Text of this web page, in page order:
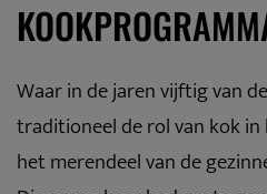
Waar in de jaren vijftig van
traditioneel de rol van kok
het merendeel van de